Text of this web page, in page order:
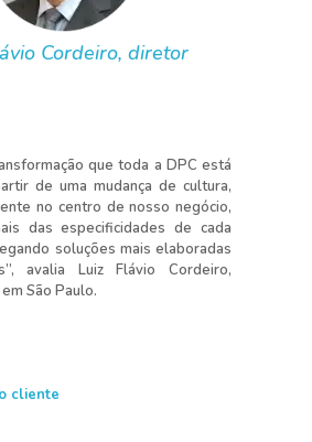
Cordeiro, diretor
que toda a DPC está
de uma mudança de cultura,
no centro de nosso negócio,
das especificidades de cada
soluções mais elaboradas
avalia Luiz Flávio Cordeiro,
São Paulo.
cliente